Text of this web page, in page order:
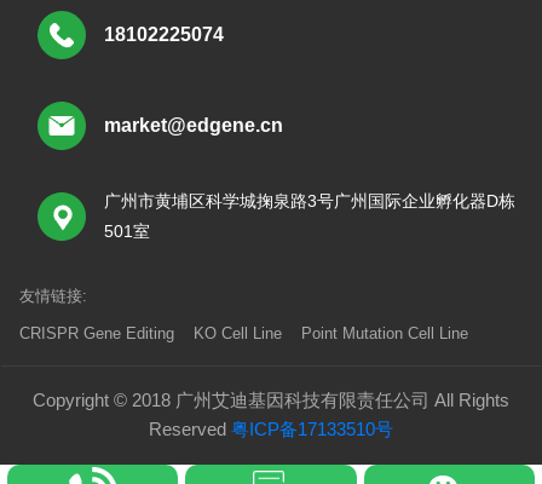
18102225074
market@edgene.cn
广州市黄埔区科学城掬泉路3号广州国际企业孵化器D栋
501室
友情链接:
CRISPR Gene Editing KO Cell Line Point Mutation Cell Line
Copyright © 2018 广州艾迪基因科技有限责任公司 All Rights
Reserved 粤ICP备17133510号